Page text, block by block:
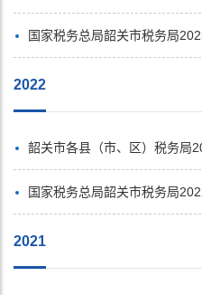
国家税务总局韶关市税务局2023年政府
2022
韶关市各县（市、区）税务局2022年政府信
国家税务总局韶关市税务局2022年政府
2021